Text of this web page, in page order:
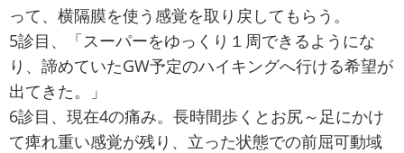
って、横隔膜を使う感覚を取り戻してもらう。
5診目、「スーパーをゆっくり１周できるようにな
り、諦めていたGW予定のハイキングへ行ける希望が
出てきた。」
6診目、現在4の痛み。長時間歩くとお尻～足にかけ
て痺れ重い感覚が残り、立った状態での前屈可動域